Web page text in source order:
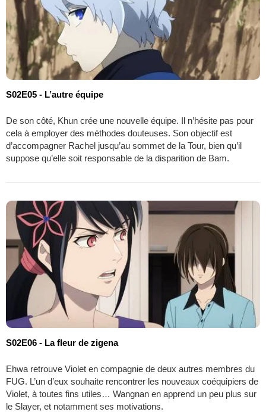
S02E05 - L’autre équipe
De son côté, Khun crée une nouvelle équipe. Il n’hésite pas pour
cela à employer des méthodes douteuses. Son objectif est
d’accompagner Rachel jusqu’au sommet de la Tour, bien qu’il
suppose qu’elle soit responsable de la disparition de Bam.
S02E06 - La fleur de zigena
Ehwa retrouve Violet en compagnie de deux autres membres du
FUG. L’un d’eux souhaite rencontrer les nouveaux coéquipiers de
Violet, à toutes fins utiles… Wangnan en apprend un peu plus sur
le Slayer, et notamment ses motivations.